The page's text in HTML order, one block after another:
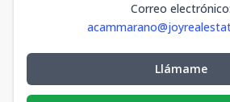
Correo electrónico:
Llámame